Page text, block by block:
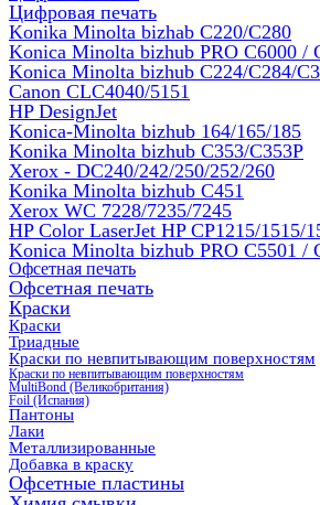
Цифровая печать
Konika Minolta bizhab C220/C280
Konica Minolta bizhub PRO C6000 /
Konica Minolta bizhub С224/С284/
Canon CLC4040/5151
HP DesignJet
Konica-Minolta bizhub 164/165/185
Konika Minolta bizhub C353/C353Р
Xerox - DC240/242/250/252/260
Konika Minolta bizhub C451
Xerox WC 7228/7235/7245
HP Color LaserJet HP CP1215/1515/
Konica Minolta bizhub PRO С5501 /
Офсетная печать
Офсетная печать
Краски
Краски
Триадные
Краски по невпитывающим поверхностям
Краски по невпитывающим поверхностям
MultiBond (Великобритания)
Foil (Испания)
Пантоны
Лаки
Металлизированные
Добавка в краску
Офсетные пластины